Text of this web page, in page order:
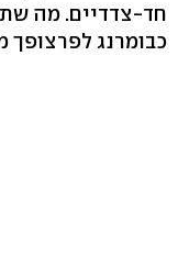
חד-צדדיים. מה
כבומרנג לפרצופך